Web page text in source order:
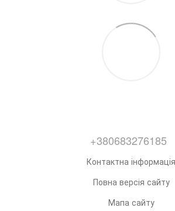
+380683276185
Контактна інформація
Повна версія сайту
Мапа сайту